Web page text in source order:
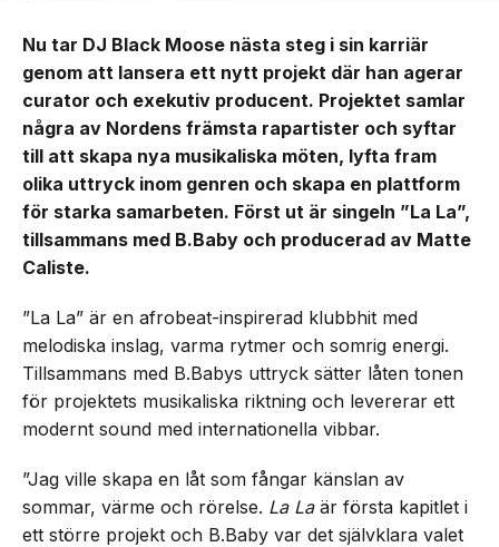
Nu tar DJ Black Moose nästa steg i sin karriär
genom att lansera ett nytt projekt där han agerar
curator och exekutiv producent. Projektet samlar
några av Nordens främsta rapartister och syftar
till att skapa nya musikaliska möten, lyfta fram
olika uttryck inom genren och skapa en plattform
för starka samarbeten. Först ut är singeln ”La La”,
tillsammans med B.Baby och producerad av Matte
Caliste.
”La La” är en afrobeat-inspirerad klubbhit med
melodiska inslag, varma rytmer och somrig energi.
Tillsammans med B.Babys uttryck sätter låten tonen
för projektets musikaliska riktning och levererar ett
modernt sound med internationella vibbar.
”Jag ville skapa en låt som fångar känslan av
sommar, värme och rörelse. La Laär första kapitlet i
ett större projekt och B.Baby var det självklara valet